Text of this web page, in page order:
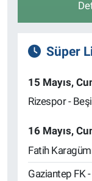
Süper
15 Mayıs,
Rizespor -
16 Mayıs,
Fatih
Gaziantep FK